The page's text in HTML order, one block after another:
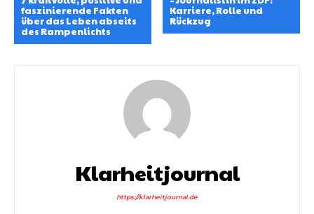
faszinierende Fakten
über das Leben abseits
des Rampenlichts
Karriere, Rolle und
Rückzug
Klarheitjournal
https://klarheitjournal.de